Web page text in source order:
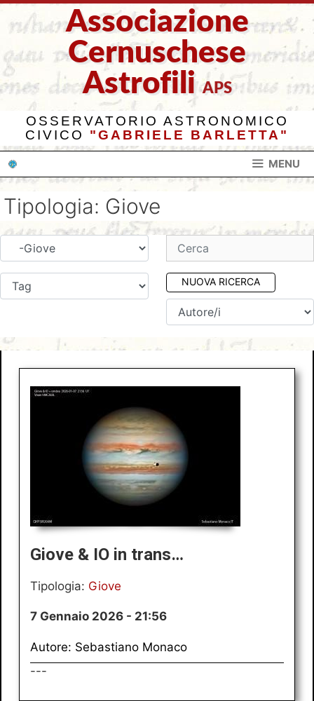
Vai
Associazione
Cernuschese
Astrofili APS
OSSERVATORIO ASTRONOMICO
CIVICO "GABRIELE BARLETTA"
MENU
Tipologia: Giove
NUOVA RICERCA
Giove & IO in trans…
Tipologia: Giove
7 Gennaio 2026 - 21:56
Autore: Sebastiano Monaco
---